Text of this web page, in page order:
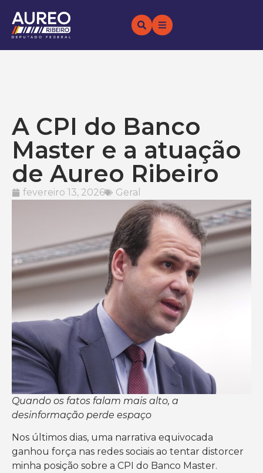
A CPI do Banco
Master e a atuação
de Aureo Ribeiro
fevereiro 13, 2026 Geral
Quando os fatos falam mais alto, a
desinformação perde espaço
Nos últimos dias, uma narrativa equivocada
ganhou força nas redes sociais ao tentar distorcer
minha posição sobre a CPI do Banco Master.